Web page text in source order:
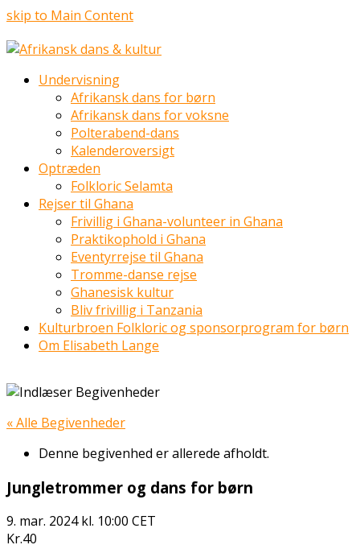
skip to Main Content
Undervisning
Afrikansk dans for børn
Afrikansk dans for voksne
Polterabend-dans
Kalenderoversigt
Optræden
Folkloric Selamta
Rejser til Ghana
Frivillig i Ghana-volunteer in Ghana
Praktikophold i Ghana
Eventyrrejse til Ghana
Tromme-danse rejse
Ghanesisk kultur
Bliv frivillig i Tanzania
Kulturbroen Folkloric og sponsorprogram for børn
Om Elisabeth Lange
« Alle Begivenheder
Denne begivenhed er allerede afholdt.
Jungletrommer og dans for børn
9. mar. 2024 kl. 10:00 CET
Kr.40